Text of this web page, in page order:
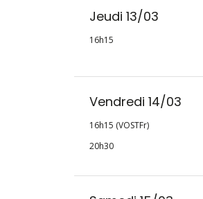
Jeudi 13/03
16h15
Vendredi 14/03
16h15 (VOSTFr)
20h30